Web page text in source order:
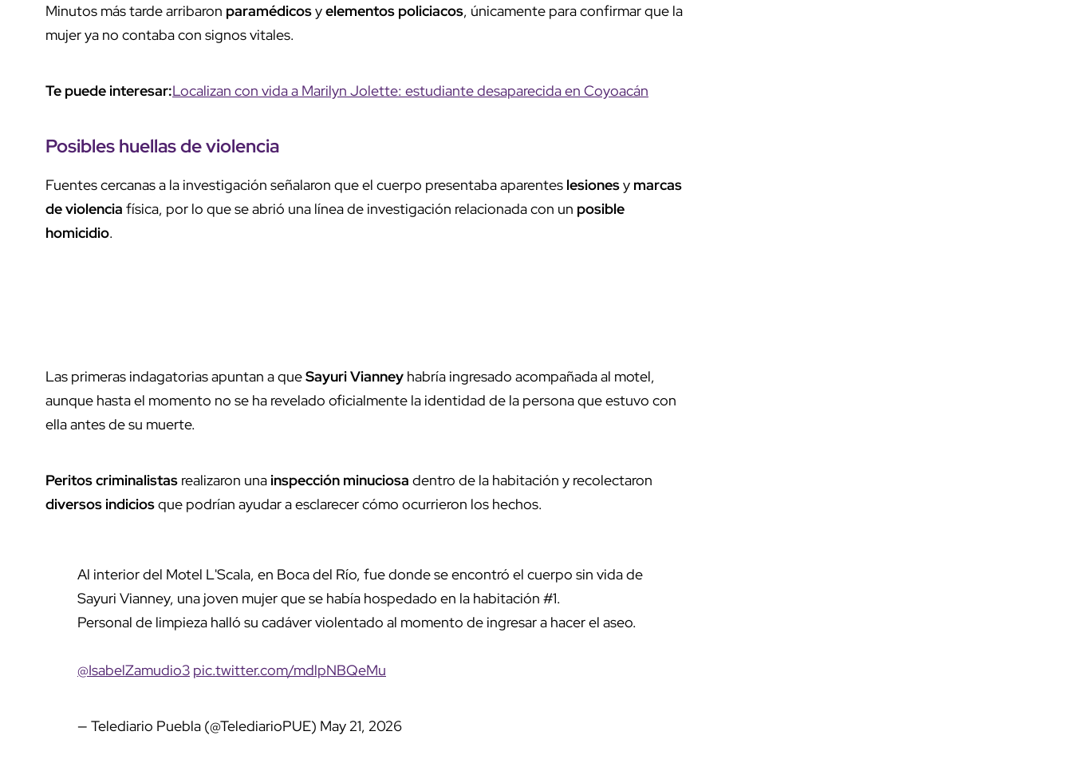
Minutos más tarde arribaron paramédicosyelementos policiacos, únicamente para confirmar que la
mujer ya no contaba con signos vitales.
Te puede interesar:Localizan con vida a Marilyn Jolette: estudiante desaparecida en Coyoacán
Posibles huellas de violencia
Fuentes cercanas a la investigación señalaron que el cuerpo presentaba aparentes lesionesy marcas
de violencia física, por lo que se abrió una línea de investigación relacionada con un posible
homicidio.
Las primeras indagatorias apuntan a queSayuri Vianney habría ingresado acompañada al motel,
aunque hasta el momento no se ha revelado oficialmente la identidad de la persona que estuvo con
ella antes de su muerte.
Peritos criminalistas realizaron unainspección minuciosa dentro de la habitación y recolectaron
diversos indiciosque podrían ayudar a esclarecer cómo ocurrieron los hechos.
Al interior del Motel L'Scala, en Boca del Río, fue donde se encontró el cuerpo sin vida de
Sayuri Vianney, una joven mujer que se había hospedado en la habitación #1.
Personal de limpieza halló su cadáver violentado al momento de ingresar a hacer el aseo.
@IsabelZamudio3 pic.twitter.com/mdlpNBQeMu
— Telediario Puebla (@TelediarioPUE) May 21, 2026